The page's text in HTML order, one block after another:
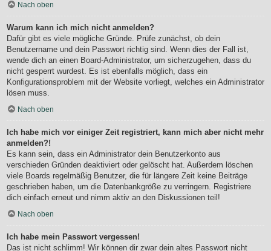
Nach oben
Warum kann ich mich nicht anmelden?
Dafür gibt es viele mögliche Gründe. Prüfe zunächst, ob dein
Benutzername und dein Passwort richtig sind. Wenn dies der Fall ist,
wende dich an einen Board-Administrator, um sicherzugehen, dass du
nicht gesperrt wurdest. Es ist ebenfalls möglich, dass ein
Konfigurationsproblem mit der Website vorliegt, welches ein Administrator
lösen muss.
Nach oben
Ich habe mich vor einiger Zeit registriert, kann mich aber nicht mehr
anmelden?!
Es kann sein, dass ein Administrator dein Benutzerkonto aus
verschieden Gründen deaktiviert oder gelöscht hat. Außerdem löschen
viele Boards regelmäßig Benutzer, die für längere Zeit keine Beiträge
geschrieben haben, um die Datenbankgröße zu verringern. Registriere
dich einfach erneut und nimm aktiv an den Diskussionen teil!
Nach oben
Ich habe mein Passwort vergessen!
Das ist nicht schlimm! Wir können dir zwar dein altes Passwort nicht